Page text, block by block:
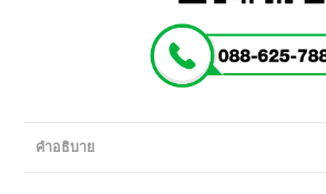
คำอธิบาย